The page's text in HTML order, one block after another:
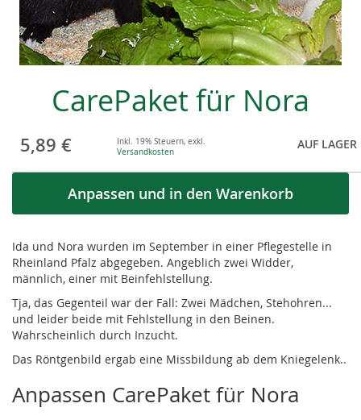
CarePaket für Nora
5,89 € Inkl. 19% Steuern, exkl.
Versandkosten
AUF LAGER
Anpassen und in den Warenkorb
Ida und Nora wurden im September in einer Pflegestelle in
Rheinland Pfalz abgegeben. Angeblich zwei Widder,
männlich, einer mit Beinfehlstellung.
Tja, das Gegenteil war der Fall: Zwei Mädchen, Stehohren...
und leider beide mit Fehlstellung in den Beinen.
Wahrscheinlich durch Inzucht.
Das Röntgenbild ergab eine Missbildung ab dem Kniegelenk..
of
images
Anpassen CarePaket für Nora